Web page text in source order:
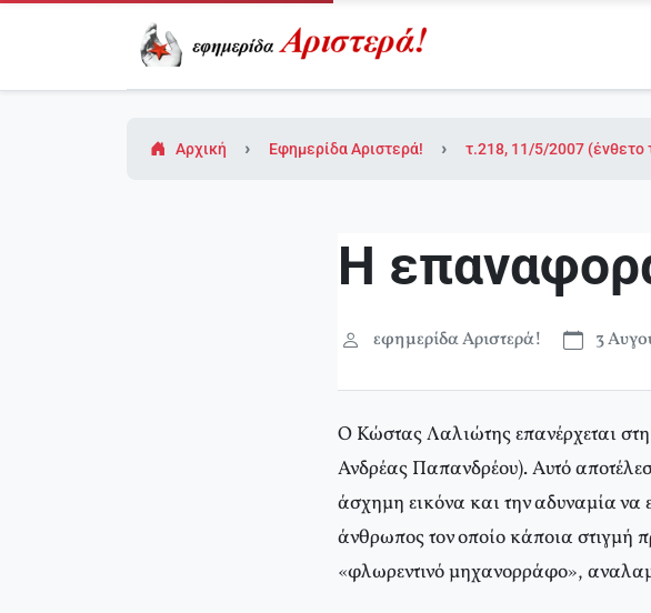
Αρχική Εφημερίδα Αριστερά! τ.218, 11/5/2007 (ένθετο
Η
εφημερίδα Αριστερά! 3
Ο Κώστας Λαλιώτης επανέρχεται
Ανδρέας Παπανδρέου). Αυτό
άσχημη εικόνα και την αδυναμία να
άνθρωπος τον οποίο κάποια στιγμή
«φλωρεντινό μηχανορράφο»,